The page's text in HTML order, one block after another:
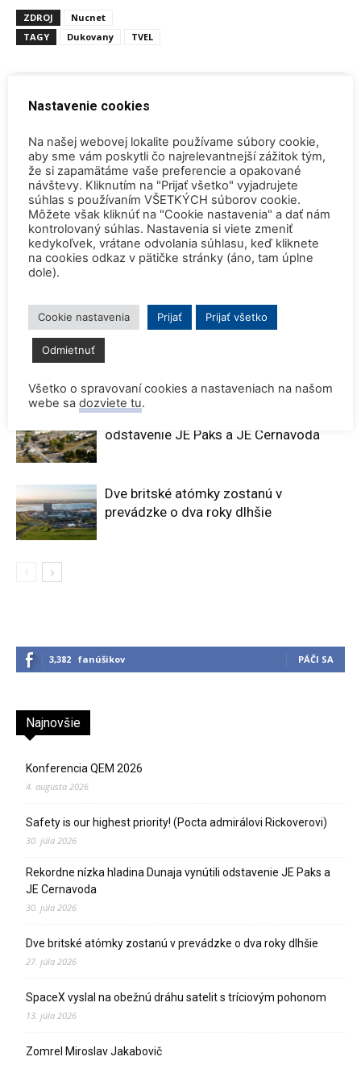
ZDROJ
Nucnet
TAGY
Dukovany TVEL
Predchádzajúci článok
Číňania pripojili k rozvodnej
sieti ďalší jadrový blok
Ďalší článok
Nemecko sa postaví proti
plánom Európskej únie zahrnúť
jadrovú energiu medzi
udržateľné investície
Rekordne nízka hladina Dunaja vynútili
odstavenie JE Paks a JE Cernavoda
Dve britské atómky zostanú v
prevádzke o dva roky dlhšie
3,382 fanúšikov PÁČI SA
Najnovšie
Konferencia QEM 2026
4. augusta 2026
Safety is our highest priority! (Pocta admirálovi Rickoverovi)
30. júla 2026
Rekordne nízka hladina Dunaja vynútili odstavenie JE Paks a
JE Cernavoda
30. júla 2026
Dve britské atómky zostanú v prevádzke o dva roky dlhšie
27. júla 2026
SpaceX vyslal na obežnú dráhu satelit s tríciovým pohonom
13. júla 2026
Zomrel Miroslav Jakabovič
Nastavenie cookies
Na našej webovej lokalite používame súbory cookie,
aby sme vám poskytli čo najrelevantnejší zážitok tým,
že si zapamätáme vaše preferencie a opakované
návštevy. Kliknutím na "Prijať všetko" vyjadrujete
súhlas s používaním VŠETKÝCH súborov cookie.
Môžete však kliknúť na "Cookie nastavenia" a dať nám
kontrolovaný súhlas. Nastavenia si viete zmeniť
kedykoľvek, vrátane odvolania súhlasu, keď kliknete
na cookies odkaz v pätičke stránky (áno, tam úplne
dole).
Cookie nastavenia Prijať Prijať všetko
Odmietnuť
Všetko o spravovaní cookies a nastaveniach na našom
webe sa dozviete tu.